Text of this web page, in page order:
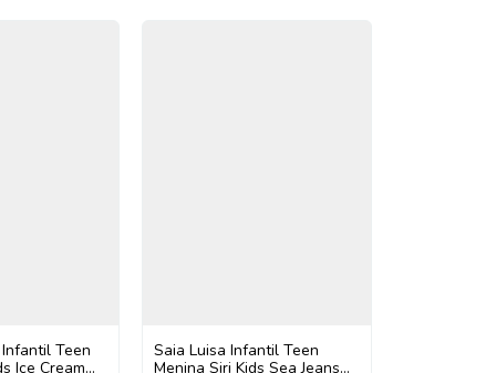
Teen
Ice Cream
Saia Luisa Infantil Teen
Menina Siri Kids Sea Jeans